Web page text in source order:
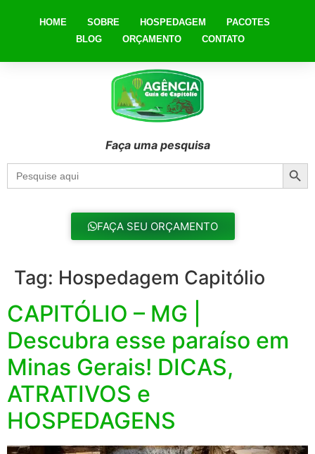
HOME SOBRE HOSPEDAGEM
PACOTES
BLOG
ORÇAMENTO CONTATO
Faça uma pesquisa
Search
for:
FAÇA SEU ORÇAMENTO
Tag: Hospedagem Capitólio
CAPITÓLIO – MG |
Descubra esse paraíso em
Minas Gerais! DICAS,
ATRATIVOS e
HOSPEDAGENS